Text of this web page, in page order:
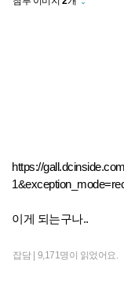
https://
이게 되는구나..
잡담 | 9,171명이 읽었어요.